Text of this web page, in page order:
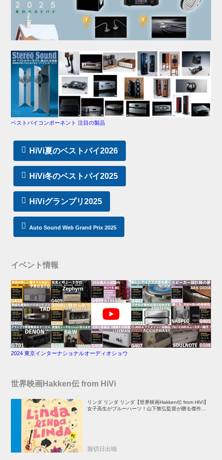
ベストバイコンポーネント 注目の製品
HiVi夏のベストバイ2026
HiVi冬のベストバイ2025
HiViグランプリ2025
Auto Sound Web Grand Prix 2025
イベント情報
2024 東京インターナショナルオーディオショウ
世界映画Hakken伝 from HiVi
リンダ リンダ リンダ【世界映画Hakken伝 from HiVi】
女子高生がブルーハーツ！山下敦弘監督が贈る傑作青春
堀切日出晴